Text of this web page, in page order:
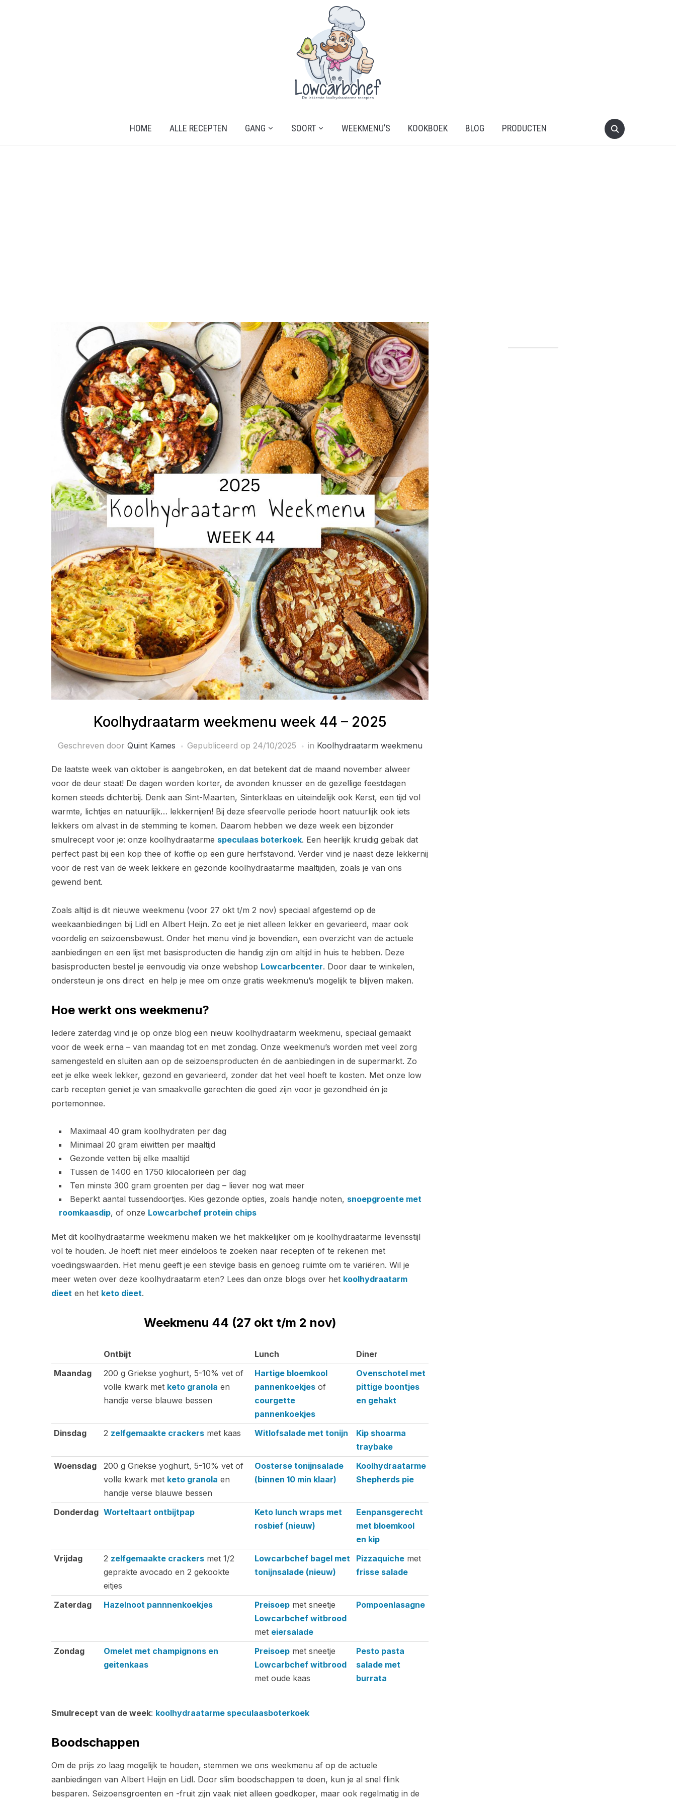
HOME ALLE RECEPTEN GANG SOORT WEEKMENU’S KOOKBOEK BLOG PRODUCTEN
Koolhydraatarm weekmenu week 44 – 2025
Geschreven door Quint Kames Gepubliceerd op 24/10/2025 in Koolhydraatarm weekmenu
De laatste week van oktober is aangebroken, en dat betekent dat de maand november alweer
voor de deur staat! De dagen worden korter, de avonden knusser en de gezellige feestdagen
komen steeds dichterbij. Denk aan Sint-Maarten, Sinterklaas en uiteindelijk ook Kerst, een tijd vol
warmte, lichtjes en natuurlijk… lekkernijen! Bij deze sfeervolle periode hoort natuurlijk ook iets
lekkers om alvast in de stemming te komen. Daarom hebben we deze week een bijzonder
smulrecept voor je: onze koolhydraatarme speculaas boterkoek. Een heerlijk kruidig gebak dat
perfect past bij een kop thee of koffie op een gure herfstavond. Verder vind je naast deze lekkernij
voor de rest van de week lekkere en gezonde koolhydraatarme maaltijden, zoals je van ons
gewend bent.
Zoals altijd is dit nieuwe weekmenu (voor 27 okt t/m 2 nov) speciaal afgestemd op de
weekaanbiedingen bij Lidl en Albert Heijn. Zo eet je niet alleen lekker en gevarieerd, maar ook
voordelig en seizoensbewust. Onder het menu vind je bovendien, een overzicht van de actuele
aanbiedingen en een lijst met basisproducten die handig zijn om altijd in huis te hebben. Deze
basisproducten bestel je eenvoudig via onze webshop Lowcarbcenter. Door daar te winkelen,
ondersteun je ons direct en help je mee om onze gratis weekmenu’s mogelijk te blijven maken.
Hoe werkt ons weekmenu?
Iedere zaterdag vind je op onze blog een nieuw koolhydraatarm weekmenu, speciaal gemaakt
voor de week erna – van maandag tot en met zondag. Onze weekmenu’s worden met veel zorg
samengesteld en sluiten aan op de seizoensproducten én de aanbiedingen in de supermarkt. Zo
eet je elke week lekker, gezond en gevarieerd, zonder dat het veel hoeft te kosten. Met onze low
carb recepten geniet je van smaakvolle gerechten die goed zijn voor je gezondheid én je
portemonnee.
Maximaal 40 gram koolhydraten per dag
Minimaal 20 gram eiwitten per maaltijd
Gezonde vetten bij elke maaltijd
Tussen de 1400 en 1750 kilocalorieën per dag
Ten minste 300 gram groenten per dag – liever nog wat meer
Beperkt aantal tussendoortjes. Kies gezonde opties, zoals handje noten, snoepgroente met
roomkaasdip, of onze Lowcarbchef protein chips
Met dit koolhydraatarme weekmenu maken we het makkelijker om je koolhydraatarme levensstijl
vol te houden. Je hoeft niet meer eindeloos te zoeken naar recepten of te rekenen met
voedingswaarden. Het menu geeft je een stevige basis en genoeg ruimte om te variëren. Wil je
meer weten over deze koolhydraatarm eten? Lees dan onze blogs over het koolhydraatarm
dieet en het keto dieet.
Weekmenu 44 (27 okt t/m 2 nov)
Ontbijt Lunch
Diner
Ontbijt
Lunch Diner
Maandag
200 g Griekse yoghurt, 5-10% vet of
volle kwark met keto granola en
handje verse blauwe bessen
Hartige bloemkool
pannenkoekjes of
courgette
pannenkoekjes
Ovenschotel met
pittige boontjes
en gehakt
Dinsdag 2 zelfgemaakte crackers met kaas Witlofsalade met tonijn
Kip shoarma
traybake
Woensdag
200 g Griekse yoghurt, 5-10% vet of
volle kwark met keto granola en
handje verse blauwe bessen
Oosterse tonijnsalade
(binnen 10 min klaar)
Koolhydraatarme
Shepherds pie
Donderdag Worteltaart ontbijtpap
Keto lunch wraps met
rosbief (nieuw)
Eenpansgerecht
met bloemkool
en kip
Vrijdag
2 zelfgemaakte crackers met 1/2
geprakte avocado en 2 gekookte
eitjes
Lowcarbchef bagel met
tonijnsalade (nieuw)
Pizzaquiche met
frisse salade
Zaterdag Hazelnoot pannnenkoekjes Preisoep met sneetje
Lowcarbchef witbrood
met eiersalade
Pompoenlasagne
Zondag
Omelet met champignons en
geitenkaas
Preisoep met sneetje
Lowcarbchef witbrood
met oude kaas
Pesto pasta
salade met
burrata
Smulrecept van de week: koolhydraatarme speculaasboterkoek
Boodschappen
Om de prijs zo laag mogelijk te houden, stemmen we ons weekmenu af op de actuele
aanbiedingen van Albert Heijn en Lidl. Door slim boodschappen te doen, kun je al snel flink
besparen. Seizoensgroenten en -fruit zijn vaak niet alleen goedkoper, maar ook regelmatig in de